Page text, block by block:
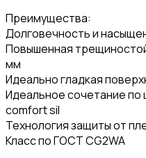
Преимущества:
Долговечность и
Повышенная
мм
Идеально гладкая
Идеальное сочетание
comfort sil
Технология защиты от
Класс по ГОСТ CG2WA